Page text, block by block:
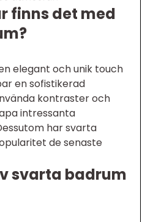
finns det med
elegant och unik touch
en sofistikerad
kontraster och
intressanta
har svarta
de senaste
svarta badrum